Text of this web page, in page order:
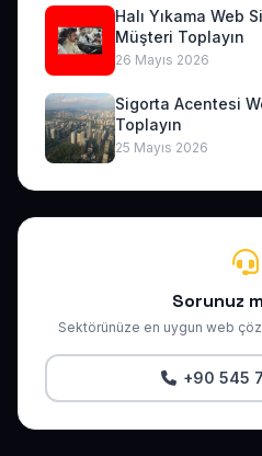
Halı Yıkama Web
Müşteri Toplayın
26 Mayıs 2026
Sigorta Acentesi
Toplayın
25 Mayıs 2026
Sorunuz
Sektörünüze en uygun web
+90 545